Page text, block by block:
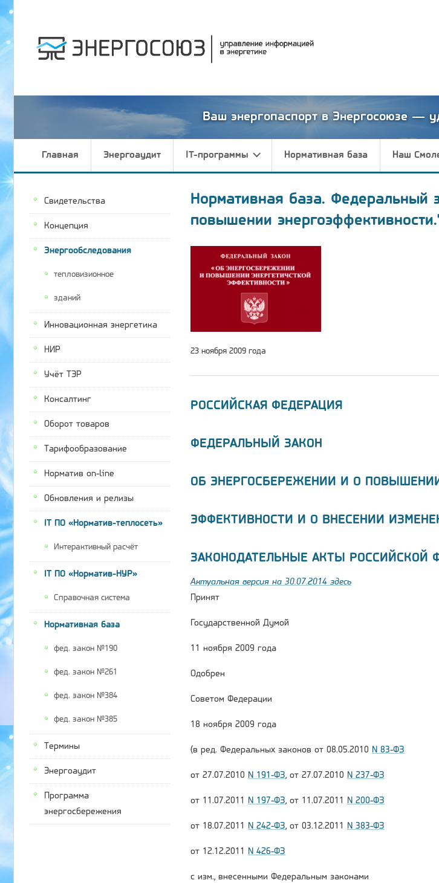
Ваш энергопаспорт в Энергосоюзе —
Главная Энергоаудит IT-программы Нормативная база Наш
Свидетельства
Концепция
Энергообследования
тепловизионное
зданий
Инновационная энергетика
НИР
Учёт ТЭР
Консалтинг
Оборот товаров
Тарифообразование
Норматив on-line
Обновления и релизы
IT ПО «Норматив-теплосеть»
Интерактивный расчёт
IT ПО «Норматив-НУР»
Справочная система
Нормативная база
фед. закон №190
фед. закон №261
фед. закон №384
фед. закон №385
Термины
Энергоаудит
Программа
энергосбережения
Нормативная база.
повышении
23 ноября 2009 года
РОССИЙСКАЯ ФЕДЕРАЦИЯ
ФЕДЕРАЛЬНЫЙ ЗАКОН
ОБ ЭНЕРГОСБЕРЕЖЕНИИ И О
ЭФФЕКТИВНОСТИ И О ВНЕСЕНИИ
ЗАКОНОДАТЕЛЬНЫЕ АКТЫ РОССИЙСКОЙ
Актуальная версия на 30.07.2014 здесь
Принят
Государственной Думой
11 ноября 2009 года
Одобрен
Советом Федерации
18 ноября 2009 года
(в ред. Федеральных законов от 08.05.2010 N 83-ФЗ
от 27.07.2010 N 191-ФЗ, от 27.07.2010 N 237-ФЗ
от 11.07.2011 N 197-ФЗ, от 11.07.2011 N 200-ФЗ
от 18.07.2011 N 242-ФЗ, от 03.12.2011 N 383-ФЗ
от 12.12.2011 N 426-ФЗ
с изм., внесенными Федеральным законами